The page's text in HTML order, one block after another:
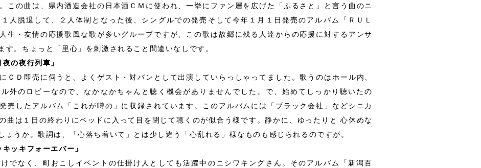
この曲は、県内酒造会社の日本酒ＣＭに使われ、一挙にファン層を広げた「ふるさと」と言う曲のニ
人脱退して、２人体制となった後、シングルでの発売そして今年１月１日発売のアルバム「ＲＵＬ
生・友情の応援歌風な歌が多いグループですが、この歌は故郷に残る人達からの応援に対するアンサ
す。ちょっと「里心」を刺激されること間違いなしです。
の夜行列車」
ＣＤ即売に伺うと、よくゲスト・対バンとして出演していらっしゃってました。歌うのはホール内、
外のロビーなので、なかなかちゃんと聴く機会がありませんでした。で、始めてしっかり聴いたの
売したアルバム「これが噂の」に収録されています。このアルバムには「ブラック会社」などシニカ
曲は１日の終わりにベッドに入って目を閉じて聴くのが似合う様です。静かに、ゆったりと 心休めな
ょうか。歌詞は、「心落ち着いて」とは少し違う「心乱れる」様なものも感じられるのですが。
ッキフォーエバー」
でなく、町おこしイベントの仕掛け人としても活躍中のニシワキングさん。そのアルバム「新潟百